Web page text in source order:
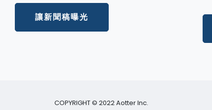
讓新聞稿曝光
COPYRIGHT © 2022 Aotter Inc.